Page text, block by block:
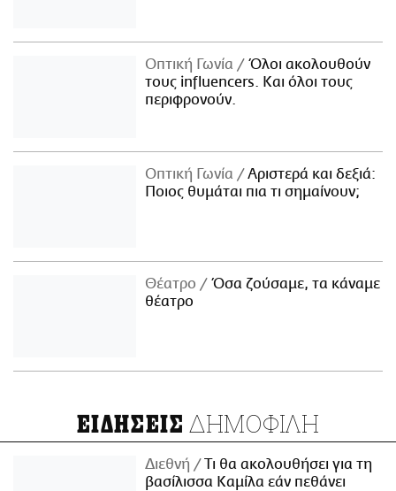
Οπτική Γωνία
Όλοι ακολουθούν
τους influencers. Και όλοι τους
περιφρονούν.
Οπτική Γωνία
Αριστερά και δεξιά:
Ποιος θυμάται πια τι σημαίνουν;
Θέατρο
Όσα ζούσαμε, τα κάναμε
θέατρο
ΕΙΔΗΣΕΙΣ ΔΗΜΟΦΙΛΗ
Διεθνή
Τι θα ακολουθήσει για τη
βασίλισσα Καμίλα εάν πεθάνει